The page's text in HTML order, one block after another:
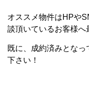
オススメ物件はHPや
談頂いているお客様へ
既に、成約済みとな
下さい！